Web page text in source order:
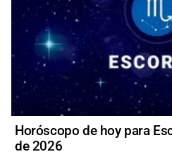
Horóscopo de hoy para
de 2026